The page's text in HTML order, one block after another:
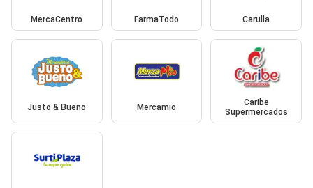
MercaCentro FarmaTodo Carulla
Justo & Bueno Mercamio
Caribe
Supermercados